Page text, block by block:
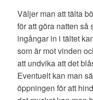
Väljer man att tälta
för att göra natten så
ingångar in i tältet
som är mot vinden
att undvika att det
Eventuelt kan man
öppningen för att